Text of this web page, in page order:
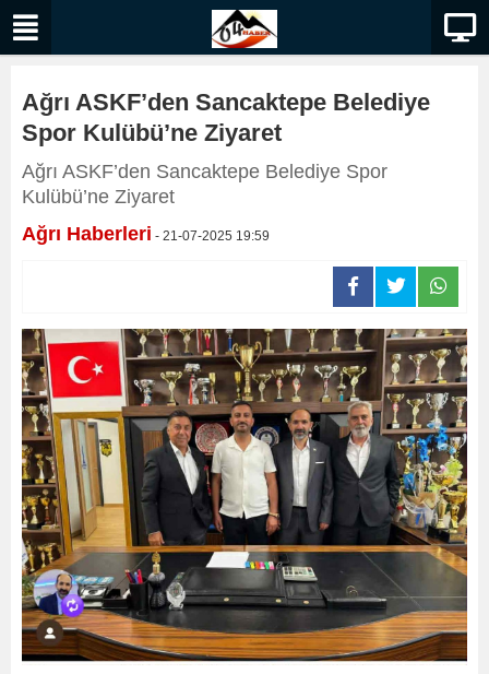
Ağrı ASKF’den Sancaktepe Belediye
Spor Kulübü’ne Ziyaret
Ağrı ASKF’den Sancaktepe Belediye Spor
Kulübü’ne Ziyaret
Ağrı Haberleri - 21-07-2025 19:59